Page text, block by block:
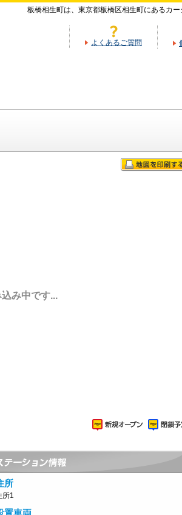
板橋相生町は、東京都板橋区相生町にあるカー
よくあるご質問
み中です...
所
所1